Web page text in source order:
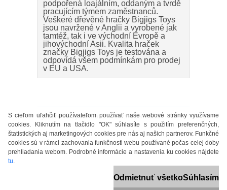
S cieľom uľahčiť používateľom používať naše webové stránky využívame
cookies. Kliknutím na tlačidlo "OK" súhlasíte s použitím preferenčných,
štatistických aj marketingových cookies pre nás aj našich partnerov. Funkčné
cookies sú v rámci zachovania funkčnosti webu používané počas celej doby
prehliadania webom. Podrobné informácie a nastavenia ku cookies nájdete
tu.
Odmietnuť všetkoSúhlasím
podpořená loajálním, oddaným a tvrdě
pracujícím týmem zaměstnanců.
Veškeré dřevěné hračky Bigjigs Toys
jsou navržené v Anglii a vyrobené jak
tamtéž, tak i ve východní Evropě a
jihovýchodní Asii. Kvalita hraček
značky Bigjigs Toys je testována a
odpovídá všem podmínkám pro prodej
v EU a USA.
Vytvorené systémom www.webareal.sk